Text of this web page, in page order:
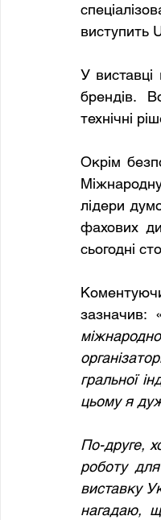
виступить
У виставці
брендів.
технічні
Окрім
лідери
фахових
сьогодні
зазначив:
гральної
цьому я
По-друге,
роботу
виставку
нагадаю,